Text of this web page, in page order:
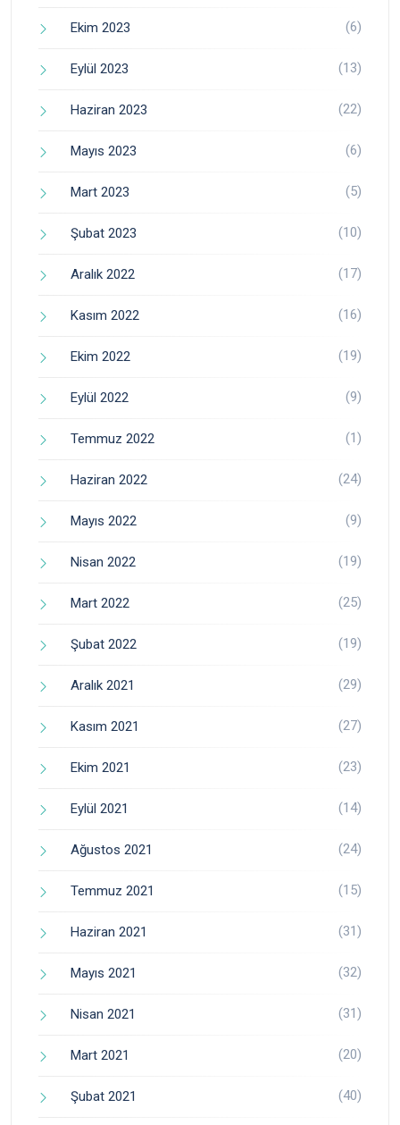
Ekim 2023 (6)
Eylül 2023 (13)
Haziran 2023 (22)
Mayıs 2023 (6)
Mart 2023 (5)
Şubat 2023 (10)
Aralık 2022 (17)
Kasım 2022 (16)
Ekim 2022 (19)
Eylül 2022 (9)
Temmuz 2022 (1)
Haziran 2022 (24)
Mayıs 2022 (9)
Nisan 2022 (19)
Mart 2022 (25)
Şubat 2022 (19)
Aralık 2021 (29)
Kasım 2021 (27)
Ekim 2021 (23)
Eylül 2021 (14)
Ağustos 2021 (24)
Temmuz 2021 (15)
Haziran 2021 (31)
Mayıs 2021 (32)
Nisan 2021 (31)
Mart 2021 (20)
Şubat 2021 (40)